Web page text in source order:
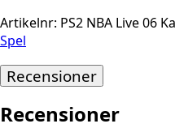
Artikelnr: PS2 NBA Live 06
Spel
Recensioner
Recensioner